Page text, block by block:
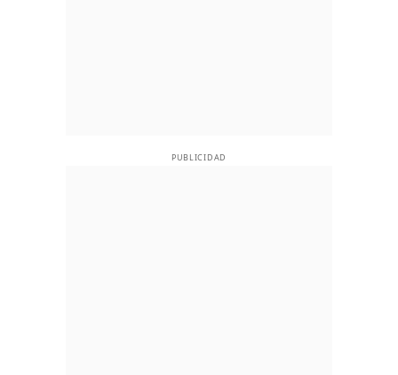
PUBLICIDAD